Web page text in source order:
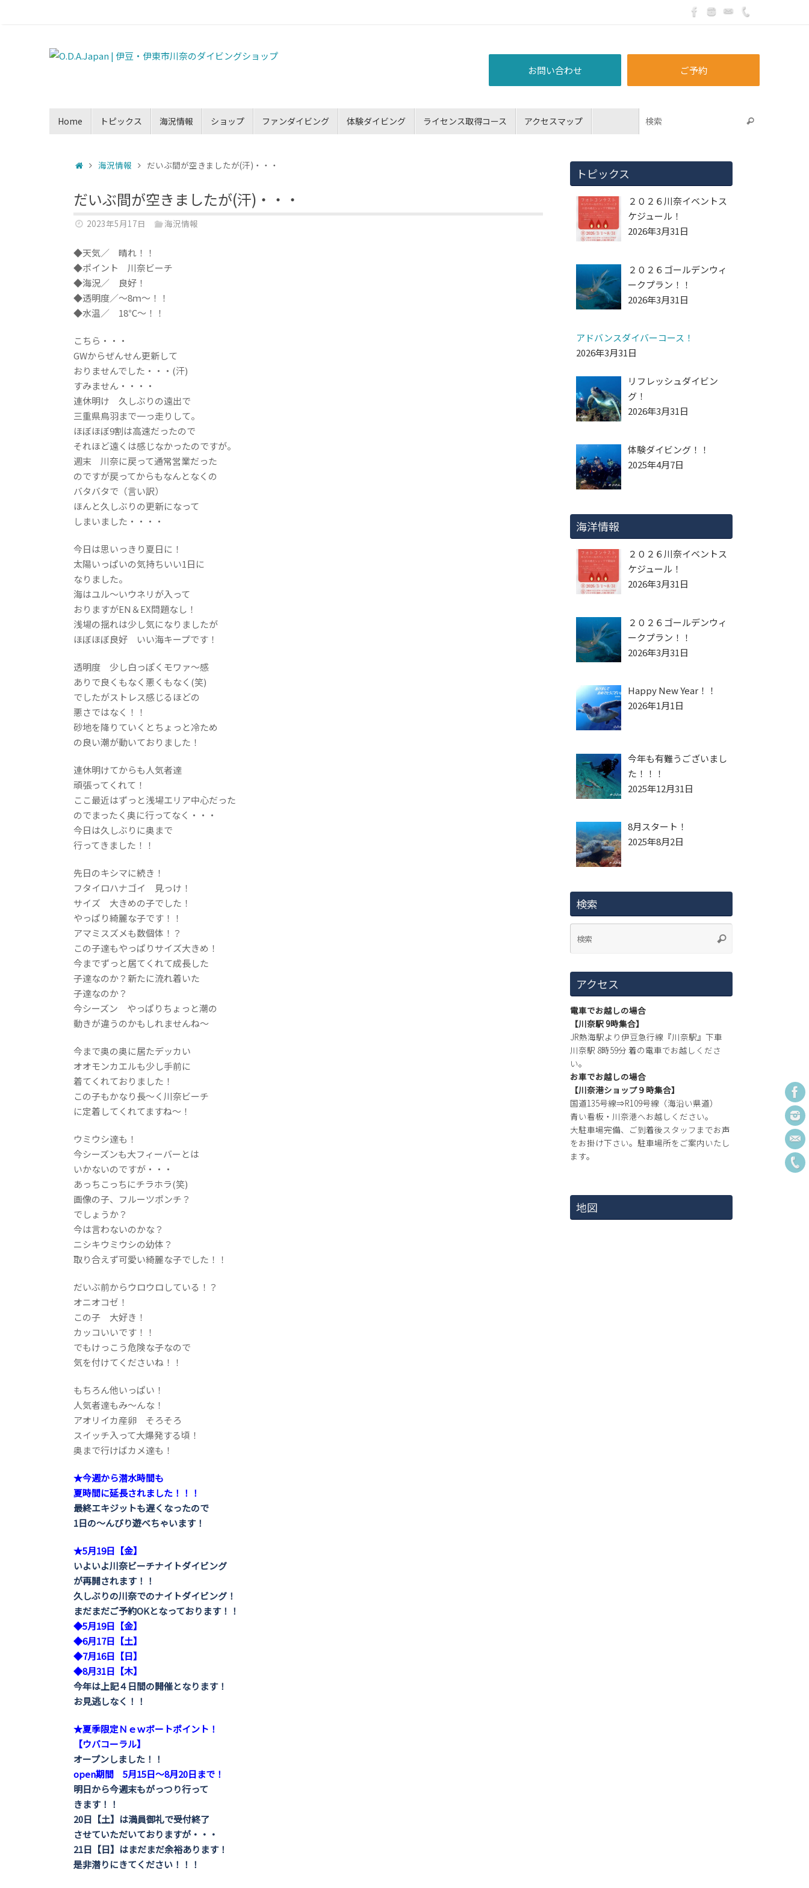
ご予約
お問い合わせ
Home トピックス 海況情報 ショップ ファンダイビング 体験ダイビング ライセンス取得コース アクセスマップ
海況情報 だいぶ間が空きましたが(汗)・・・
だいぶ間が空きましたが(汗)・・・
2023年5月17日 海況情報
◆天気／ 晴れ！！
◆ポイント 川奈ビーチ
◆海況／ 良好！
◆透明度／～8ｍ～！！
◆水温／ 18℃～！！
こちら・・・
GWからぜんせん更新して
おりませんでした・・・(汗)
すみません・・・・
連休明け 久しぶりの遠出で
三重県鳥羽まで一っ走りして。
ほぼほぼ9割は高速だったので
それほど遠くは感じなかったのですが。
週末 川奈に戻って通常営業だった
のですが戻ってからもなんとなくの
バタバタで（言い訳）
ほんと久しぶりの更新になって
しまいました・・・・
今日は思いっきり夏日に！
太陽いっぱいの気持ちいい1日に
なりました。
海はユル～いウネリが入って
おりますがEN＆EX問題なし！
浅場の揺れは少し気になりましたが
ほぼほぼ良好 いい海キープです！
透明度 少し白っぽくモワァ～感
ありで良くもなく悪くもなく(笑)
でしたがストレス感じるほどの
悪さではなく！！
砂地を降りていくとちょっと冷ため
の良い潮が動いておりました！
連休明けてからも人気者達
頑張ってくれて！
ここ最近はずっと浅場エリア中心だった
のでまったく奥に行ってなく・・・
今日は久しぶりに奥まで
行ってきました！！
先日のキシマに続き！
フタイロハナゴイ 見っけ！
サイズ 大きめの子でした！
やっぱり綺麗な子です！！
アマミスズメも数個体！？
この子達もやっぱりサイズ大きめ！
今までずっと居てくれて成長した
子達なのか？新たに流れ着いた
子達なのか？
今シーズン やっぱりちょっと潮の
動きが違うのかもしれませんね～
今まで奥の奥に居たデッカい
オオモンカエルも少し手前に
着てくれておりました！
この子もかなり長～く川奈ビーチ
に定着してくれてますね～！
ウミウシ達も！
今シーズンも大フィーバーとは
いかないのですが・・・
あっちこっちにチラホラ(笑)
画像の子、フルーツポンチ？
でしょうか？
今は言わないのかな？
ニシキウミウシの幼体？
取り合えず可愛い綺麗な子でした！！
だいぶ前からウロウロしている！？
オニオコゼ！
この子 大好き！
カッコいいです！！
でもけっこう危険な子なので
気を付けてくださいね！！
もちろん他いっぱい！
人気者達もみ～んな！
アオリイカ産卵 そろそろ
スイッチ入って大爆発する頃！
奥まで行けばカメ達も！
★今週から潜水時間も
夏時間に延長されました！！！
最終エキジットも遅くなったので
1日の～んびり遊べちゃいます！
★5月19日【金】
いよいよ川奈ビーチナイトダイビング
が再開されます！！
久しぶりの川奈でのナイトダイビング！
まだまだご予約OKとなっております！！
◆5月19日【金】
◆6月17日【土】
◆7月16日【日】
◆8月31日【木】
今年は上記４日間の開催となります！
お見逃しなく！！
★夏季限定Ｎｅｗボートポイント！
【ウバコーラル】
オープンしました！！
open期間 5月15日～8月20日まで！
明日から今週末もがっつり行って
きます！！
20日【土】は満員御礼で受付終了
させていただいておりますが・・・
21日【日】はまだまだ余裕あります！
是非潜りにきてください！！！
トピックス
２０２６川奈イベントス
ケジュール！
2026年3月31日
２０２６ゴールデンウィ
ークプラン！！
2026年3月31日
アドバンスダイバーコース！
2026年3月31日
リフレッシュダイビン
グ！
2026年3月31日
体験ダイビング！！
2025年4月7日
海洋情報
２０２６川奈イベントス
ケジュール！
2026年3月31日
２０２６ゴールデンウィ
ークプラン！！
2026年3月31日
Happy New Year！！
2026年1月1日
今年も有難うございまし
た！！！
2025年12月31日
8月スタート！
2025年8月2日
検索
アクセス
電車でお越しの場合
【川奈駅 9時集合】
JR熱海駅より伊豆急行線『川奈駅』下車
川奈駅 8時59分 着の電車でお越しくださ
い。
お車でお越しの場合
【川奈港ショップ９時集合】
国道135号線⇒R109号線（海沿い県道）
青い看板・川奈港へお越しください。
大駐車場完備、ご到着後スタッフまでお声
をお掛け下さい。駐車場所をご案内いたし
ます。
地図